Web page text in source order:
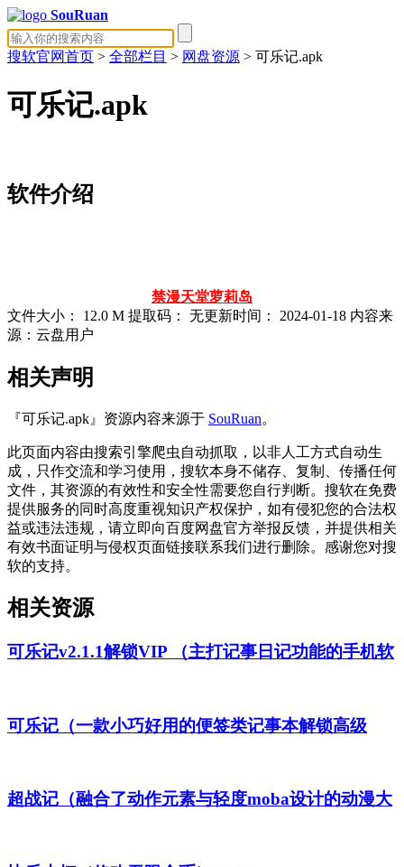
SouRuan
搜软官网首页 > 全部栏目 > 网盘资源 > 可乐记.apk
可乐记.apk
软件介绍
禁漫天堂萝莉岛
文件大小：
12.0 M 提取码： 无更新时间： 2024-01-18 内容来
源：云盘用户
相关声明
『可乐记.apk』资源内容来源于 SouRuan。
此页面内容由搜索引擎爬虫自动抓取，以非人工方式自动生
成，只作交流和学习使用，搜软本身不储存、复制、传播任何
文件，其资源的有效性和安全性需要您自行判断。搜软在免费
提供服务的同时高度重视知识产权保护，如有侵犯您的合法权
益或违法违规，请立即向百度网盘官方举报反馈，并提供相关
有效书面证明与侵权页面链接联系我们进行删除。感谢您对搜
软的支持。
相关资源
可乐记v2.1.1解锁VIP （主打记事日记功能的手机软
可乐记（一款小巧好用的便签类记事本解锁高级
超战记（融合了动作元素与轻度moba设计的动漫大